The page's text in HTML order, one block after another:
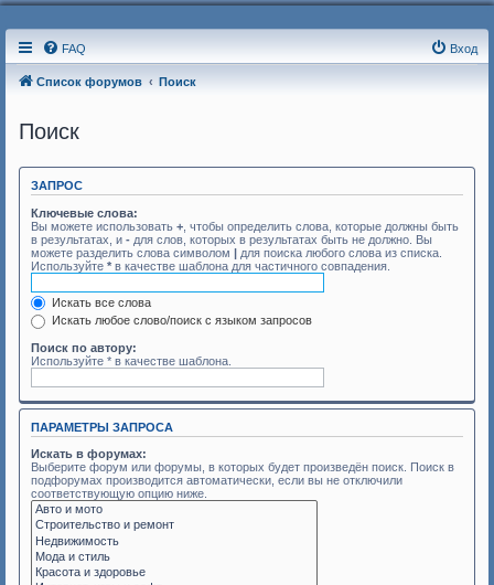
FAQ Вход
Список форумов Поиск
Поиск
ЗАПРОС
Ключевые слова:
Вы можете использовать + , чтобы определить слова, которые должны быть
в результатах, и - для слов, которых в результатах быть не должно. Вы
можете разделить слова символом | для поиска любого слова из списка.
Используйте * в качестве шаблона для частичного совпадения.
Искать все слова
Искать любое слово/поиск с языком запросов
Поиск по автору:
Используйте * в качестве шаблона.
ПАРАМЕТРЫ ЗАПРОСА
Искать в форумах:
Выберите форум или форумы, в которых будет произведён поиск. Поиск в
подфорумах производится автоматически, если вы не отключили
соответствующую опцию ниже.